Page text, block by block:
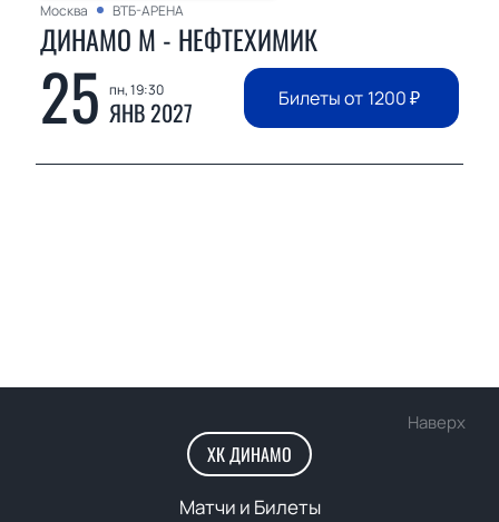
Москва
ВТБ-АРЕНА
ДИНАМО М - НЕФТЕХИМИК
25 пн, 19:30
ЯНВ 2027 Билеты от 1200₽
Наверх
ХК ДИНАМО
Матчи и Билеты